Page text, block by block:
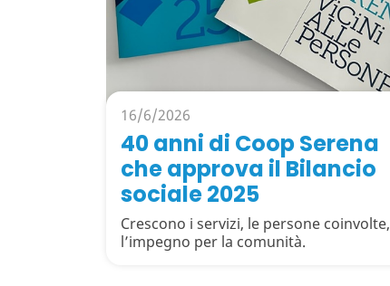
16/6/2026
40 anni di Coop Serena
che approva il Bilancio
sociale 2025
Crescono i servizi, le persone coinvolte,
l’impegno per la comunità.